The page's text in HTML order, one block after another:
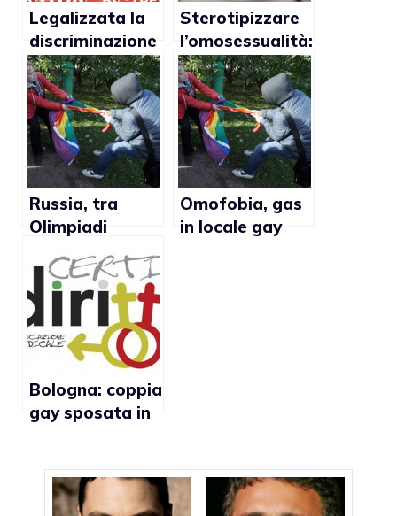
Legalizzata la
discriminazione
gay in Russia
Sterotipizzare
l’omosessualità:
dite no
Russia, tra
Olimpiadi
invernali e
caccia ai gay
Omofobia, gas
in locale gay
Bologna: coppia
gay sposata in
riconosciuta dal
Comune